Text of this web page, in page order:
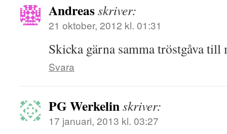
Andreasskriver:
21 oktober, 2012 kl. 01:31
Skicka gärna samma tröstgåva
Svara
PG Werkelinskriver:
17 januari, 2013 kl. 03:27